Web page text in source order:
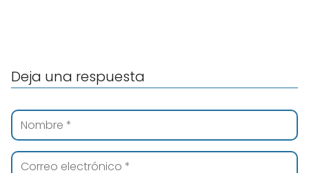
Deja una respuesta